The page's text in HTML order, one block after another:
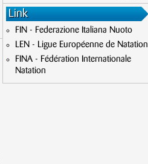
Link
FIN - Federazione Italiana Nuoto
LEN - Ligue Européenne de Natation
FINA - Fédération Internationale
Natation